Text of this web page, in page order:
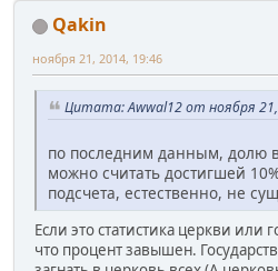
Qakin
ноября 21, 2014, 19:46
Цитата: Awwal12 от ноября
по последним данным, долю
можно считать достигшей
подсчета, естественно, не
Если это статистика церкви или
что процент завышен.